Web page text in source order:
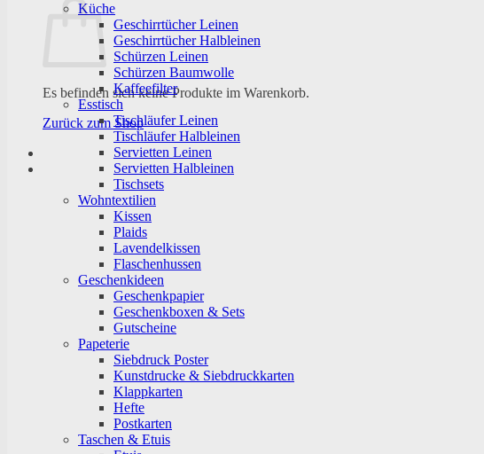
Es befinden sich keine Produkte im Warenkorb.
Zurück zum Shop
Küche
Geschirrtücher Leinen
Geschirrtücher Halbleinen
Schürzen Leinen
Schürzen Baumwolle
Kaffeefilter
Esstisch
Tischläufer Leinen
Tischläufer Halbleinen
Servietten Leinen
Servietten Halbleinen
Tischsets
Wohntextilien
Kissen
Plaids
Lavendelkissen
Flaschenhussen
Geschenkideen
Geschenkpapier
Geschenkboxen & Sets
Gutscheine
Papeterie
Siebdruck Poster
Kunstdrucke & Siebdruckkarten
Klappkarten
Hefte
Postkarten
Taschen & Etuis